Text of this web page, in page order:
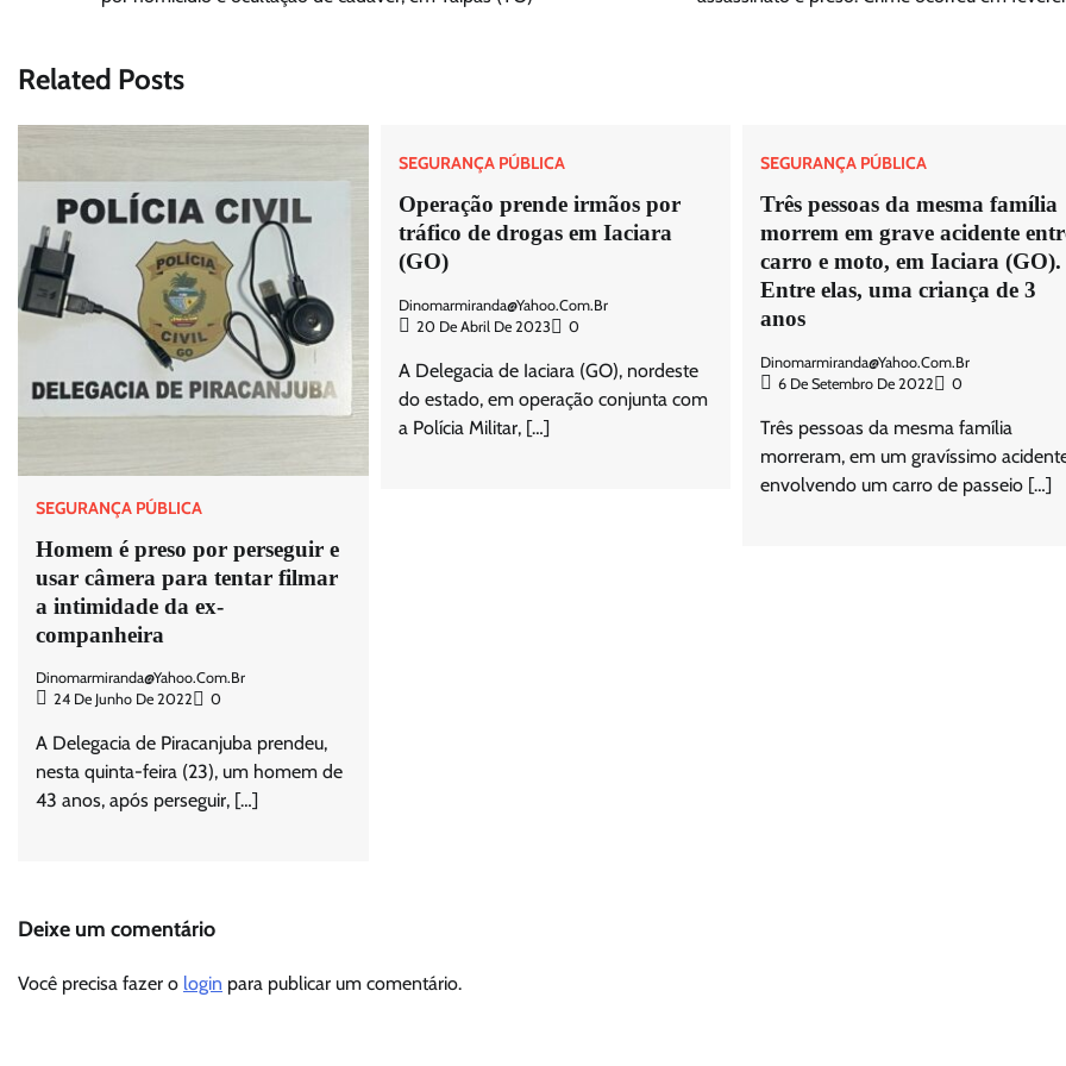
Post
Related Posts
SEGURANÇA PÚBLICA
Homem é preso por perseguir e
usar câmera para tentar filmar
a intimidade da ex-
companheira
Dinomarmiranda@yahoo.com.br
24 De Junho De 2022
0
A Delegacia de Piracanjuba prendeu,
nesta quinta-feira (23), um homem de
43 anos, após perseguir, […]
SEGURANÇA PÚBLICA
Operação prende irmãos por
tráfico de drogas em Iaciara
(GO)
Dinomarmiranda@yahoo.com.br
20 De Abril De 2023
0
A Delegacia de Iaciara (GO), nordeste
do estado, em operação conjunta com
a Polícia Militar, […]
SEGURANÇA PÚBLICA
Três pessoas da mesma família
morrem em grave acidente
carro e moto, em Iaciara (GO).
Entre elas, uma criança de 3
anos
Dinomarmiranda@yahoo.com.br
6 De Setembro De 2022
0
Três pessoas da mesma família
morreram, em um gravíssimo
envolvendo um carro de passeio […]
Deixe um comentário
Você precisa fazer o login para publicar um comentário.